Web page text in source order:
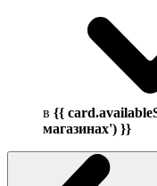
в {{
магазинах') }}